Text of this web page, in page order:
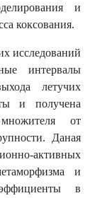
и
коксования.
исследований
интервалы
летучих
и получена
множителя от
Даная
активных
и
в